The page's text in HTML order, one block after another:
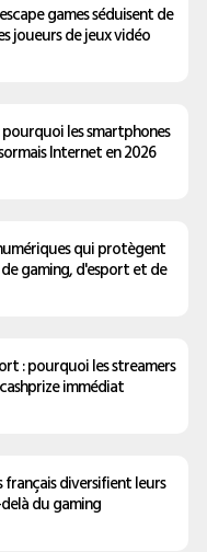
games séduisent de
joueurs de jeux vidéo
les smartphones
Internet en 2026
qui protègent
gaming, d'esport et de
: pourquoi les streamers
immédiat
français diversifient leurs
du gaming